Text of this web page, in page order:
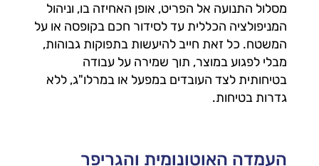
מסלול התנועה אל הפריט, אופן האחיזה בו, וניהול
המניפולציה הכללית עד לסידור חכם בקופסה או על
המשטח. כל זאת חייב להיעשות בתפוקות גבוהות,
מבלי לפגוע במוצר, תוך שמירה על עבודה
בטיחותית לצד העובדים במפעל או במרלו"ג, ללא
גדרות בטיחות.
העמדה האוטונומית והגריפר